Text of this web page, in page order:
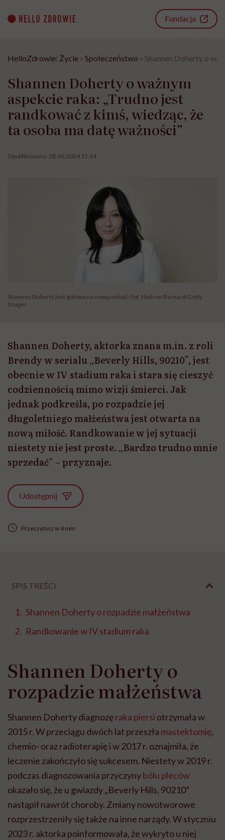
content
Fundacja
HelloZdrowie: Życie › Społeczeństwo › Shannen Doherty o
Shannen Doherty o ważnym
aspekcie raka: „Trudno jest
randkować z kimś, wiedząc, że
ta osoba ma datę ważności”
Opublikowano: 28.06.2024 15:14
Shannen Doherty jest gotowa na nową miłość/ fot. Neilson Barnard/Getty
Images
Shannen Doherty, aktorka znana m.in. z roli
Brendy w serialu „Beverly Hills, 90210″, jest
obecnie w IV stadium raka i stara się cieszyć
codziennością mimo wizji śmierci. Jak
jednak podkreśla, po rozpadzie jej
długoletniego małżeństwa jest otwarta na
nową miłość. Randkowanie w jej sytuacji
niestety nie jest proste. „Bardzo trudno mnie
sprzedać” – przyznaje.
Udostępnij
Przeczytasz w 4 min
SPIS TREŚCI
Shannen Doherty o rozpadzie małżeństwa
Randkowanie w IV stadium raka
Shannen Doherty o
rozpadzie małżeństwa
Shannen Doherty diagnozęraka piersi otrzymała w
2015 r. W przeciągu dwóch lat przeszła mastektomię,
chemio- oraz radioterapię i w 2017 r. oznajmiła, że
leczenie zakończyło się sukcesem. Niestety w 2019 r.
podczas diagnozowania przyczynybólu pleców
okazało się, że u gwiazdy „Beverly Hills, 90210”
nastąpił nawrót choroby. Zmiany nowotworowe
rozprzestrzeniły się także na inne narządy. W styczniu
2023 r. aktorka poinformowała, że wykryto u niej